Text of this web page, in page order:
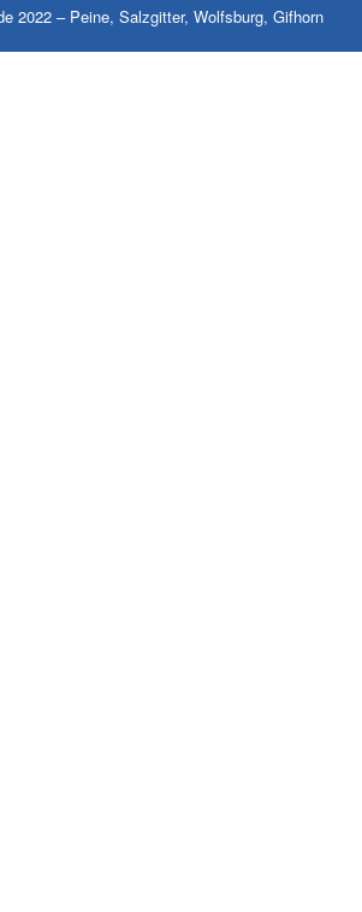
2022 – Peine, Salzgitter, Wolfsburg, Gifhorn